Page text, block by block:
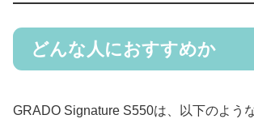
どんな人におすすめか
GRADO Signature S550は、以下のよう